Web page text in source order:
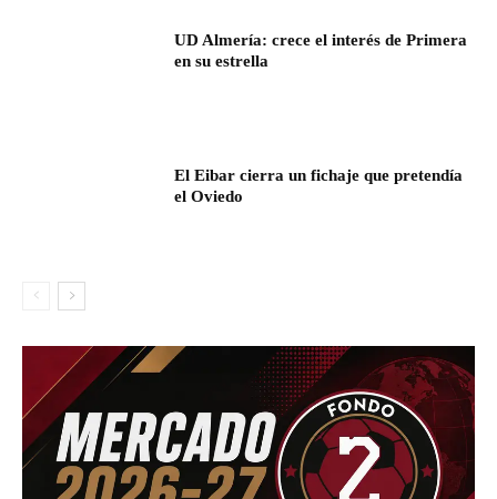
UD Almería: crece el interés de Primera
en su estrella
El Eibar cierra un fichaje que pretendía
el Oviedo